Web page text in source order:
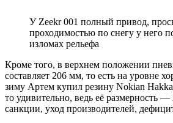
У Zeekr 001 полный привод,
проходимостью по снегу у него
изломах рельефа
Кроме того, в верхнем положении
составляет 206 мм, то есть на уровне
зиму Артем купил резину Nokian
то удивительно, ведь её размерность
санкции, уход производителей,